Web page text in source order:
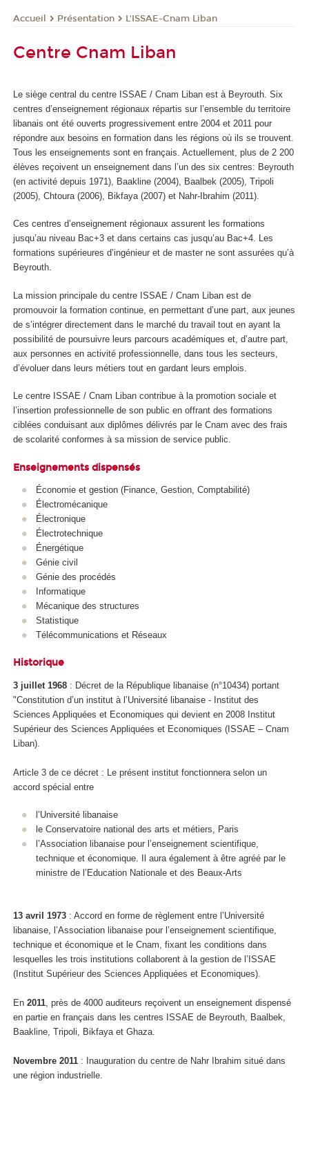
Accueil Présentation L'ISSAE-Cnam Liban
Centre Cnam Liban
Le siège central du centre ISSAE / Cnam Liban est à Beyrouth. Six
centres d’enseignement régionaux répartis sur l’ensemble du territoire
libanais ont été ouverts progressivement entre 2004 et 2011 pour
répondre aux besoins en formation dans les régions où ils se trouvent.
Tous les enseignements sont en français. Actuellement, plus de 2 200
élèves reçoivent un enseignement dans l’un des six centres: Beyrouth
(en activité depuis 1971), Baakline (2004), Baalbek (2005), Tripoli
(2005), Chtoura (2006), Bikfaya (2007) et Nahr-Ibrahim (2011).
Ces centres d’enseignement régionaux assurent les formations
jusqu’au niveau Bac+3 et dans certains cas jusqu’au Bac+4. Les
formations supérieures d’ingénieur et de master ne sont assurées qu’à
Beyrouth.
La mission principale du centre ISSAE / Cnam Liban est de
promouvoir la formation continue, en permettant d’une part, aux jeunes
de s’intégrer directement dans le marché du travail tout en ayant la
possibilité de poursuivre leurs parcours académiques et, d’autre part,
aux personnes en activité professionnelle, dans tous les secteurs,
d’évoluer dans leurs métiers tout en gardant leurs emplois.
Le centre ISSAE / Cnam Liban contribue à la promotion sociale et
l’insertion professionnelle de son public en offrant des formations
ciblées conduisant aux diplômes délivrés par le Cnam avec des frais
de scolarité conformes à sa mission de service public.
Enseignements dispensés
Économie et gestion (Finance, Gestion, Comptabilité)
Électromécanique
Électronique
Électrotechnique
Énergétique
Génie civil
Génie des procédés
Informatique
Mécanique des structures
Statistique
Télécommunications et Réseaux
Historique
3 juillet 1968 : Décret de la République libanaise (n°10434) portant
"Constitution d’un institut à l’Université libanaise - Institut des
Sciences Appliquées et Economiques qui devient en 2008 Institut
Supérieur des Sciences Appliquées et Economiques (ISSAE – Cnam
Liban).
Article 3 de ce décret : Le présent institut fonctionnera selon un
accord spécial entre
l’Université libanaise
le Conservatoire national des arts et métiers, Paris
l’Association libanaise pour l’enseignement scientifique,
technique et économique. Il aura également à être agréé par le
ministre de l’Education Nationale et des Beaux-Arts
13 avril 1973 : Accord en forme de règlement entre l’Université
libanaise, l’Association libanaise pour l’enseignement scientifique,
technique et économique et le Cnam, fixant les conditions dans
lesquelles les trois institutions collaborent à la gestion de l’ISSAE
(Institut Supérieur des Sciences Appliquées et Economiques).
En 2011 , près de 4000 auditeurs reçoivent un enseignement dispensé
en partie en français dans les centres ISSAE de Beyrouth, Baalbek,
Baakline, Tripoli, Bikfaya et Ghaza.
Novembre 2011 : Inauguration du centre de Nahr Ibrahim situé dans
une région industrielle.